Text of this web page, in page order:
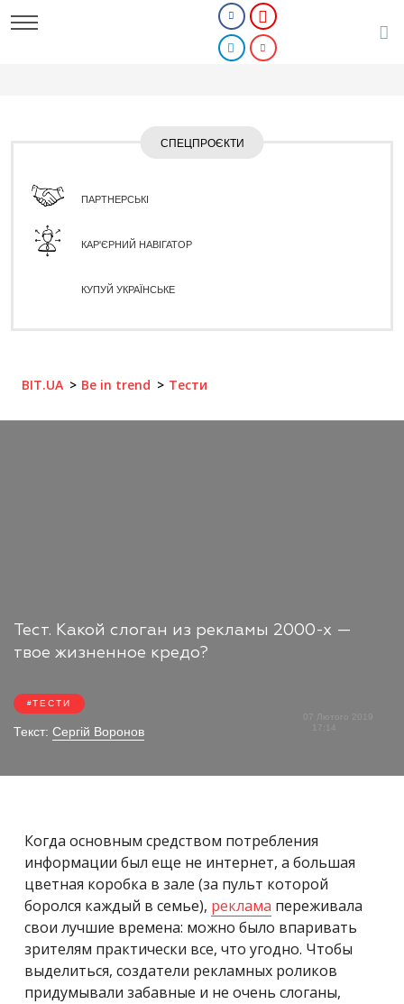
СПЕЦПРОЄКТИ
ПАРТНЕРСЬКІ
КАР'ЄРНИЙ НАВІГАТОР
КУПУЙ УКРАЇНСЬКЕ
BIT.UA Be in trend Тести
Тест. Какой слоган из рекламы 2000-х —
твое жизненное кредо?
ТЕСТИ
Текст: Сергій Воронов
07 Лютого 2019
17:14
Когда основным средством потребления
информации был еще не интернет, а большая
цветная коробка в зале (за пульт которой
боролся каждый в семье), реклама переживала
свои лучшие времена: можно было впаривать
зрителям практически все, что угодно. Чтобы
выделиться, создатели рекламных роликов
придумывали забавные и не очень слоганы,